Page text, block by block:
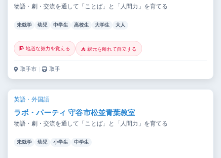
物語・劇・交流を通して「ことば」と「人間力」を育てる
未就学 幼児 中学生 高校生 大学生 大人
🧗 地道な努力を覚える ⛺ 親元を離れて自立する
取手市 ｜ 取手
英語・外国語
ラボ・パーティ 守谷市松並青葉教室
物語・劇・交流を通して「ことば」と「人間力」を育てる
未就学 幼児 小学生 中学生